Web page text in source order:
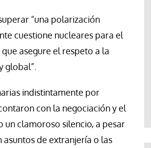
“una polarización
cuestione nucleares para el
asegure el respeto a la
global”.
indistintamente por
con la negociación y el
un clamoroso silencio, a pesar
de extranjería o las